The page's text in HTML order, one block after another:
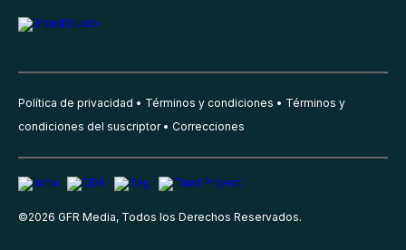
Política de privacidad Términos y condiciones
Términos y
condiciones del suscriptor
Correcciones
©2026 GFR Media, Todos los Derechos Reservados.